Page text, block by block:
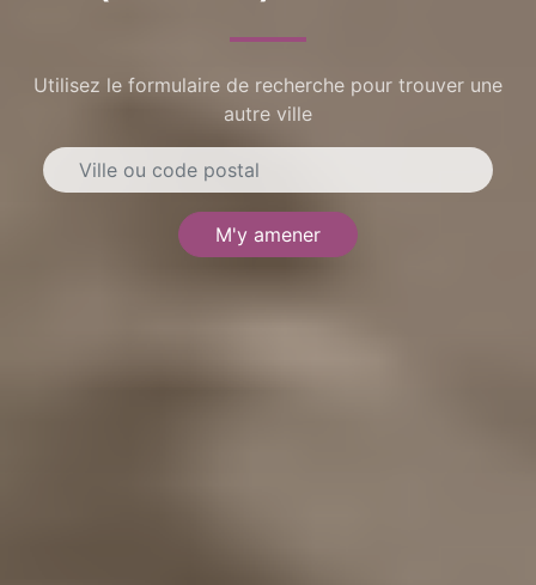
Utilisez le formulaire de recherche pour trouver une
autre ville
M'y amener